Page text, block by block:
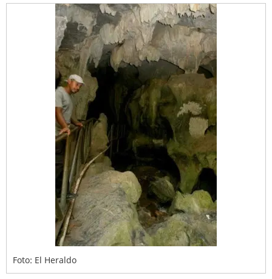
Foto: El Heraldo